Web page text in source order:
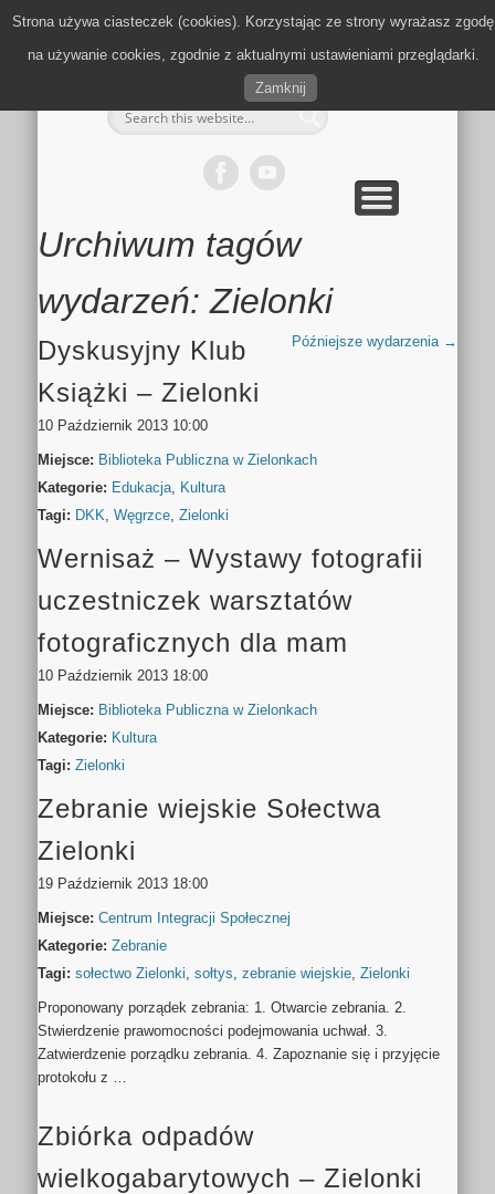
Zielonki.info
KALENDARZ
KULTURA
SPORT
MULTIMEDIA
MIEJSCA
KONTAKT
Urchiwum tagów
wydarzeń:Zielonki
Późniejsze wydarzenia →
Dyskusyjny Klub
Książki – Zielonki
10 Październik 2013 10:00
Miejsce: Biblioteka Publiczna w Zielonkach
Kategorie: Edukacja, Kultura
Tagi: DKK, Węgrzce, Zielonki
Wernisaż – Wystawy fotografii
uczestniczek warsztatów
fotograficznych dla mam
10 Październik 2013 18:00
Miejsce: Biblioteka Publiczna w Zielonkach
Kategorie: Kultura
Tagi: Zielonki
Zebranie wiejskie Sołectwa
Zielonki
19 Październik 2013 18:00
Miejsce: Centrum Integracji Społecznej
Kategorie: Zebranie
Tagi: sołectwo Zielonki, sołtys, zebranie wiejskie, Zielonki
Proponowany porządek zebrania: 1. Otwarcie zebrania. 2.
Stwierdzenie prawomocności podejmowania uchwał. 3.
Zatwierdzenie porządku zebrania. 4. Zapoznanie się i przyjęcie
protokołu z …
Zbiórka odpadów
wielkogabarytowych – Zielonki
Strona używa ciasteczek (cookies). Korzystając ze strony wyrażasz zgodę
na używanie cookies, zgodnie z aktualnymi ustawieniami przeglądarki.
Zamknij